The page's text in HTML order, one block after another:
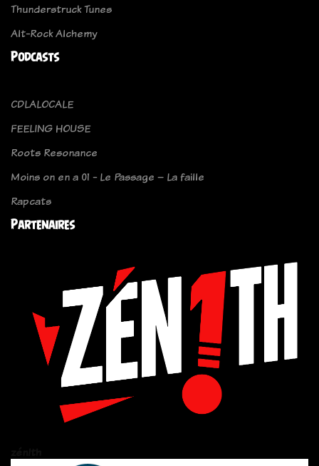
Thunderstruck Tunes
Alt-Rock Alchemy
Podcasts
CDLALOCALE
FEELING HOUSE
Roots Resonance
Moins on en a 01 - Le Passage – La faille
Rapcats
Partenaires